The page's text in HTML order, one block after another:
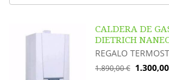
CALDERA DE
DIETRICH
REGALO
1.890,00 €